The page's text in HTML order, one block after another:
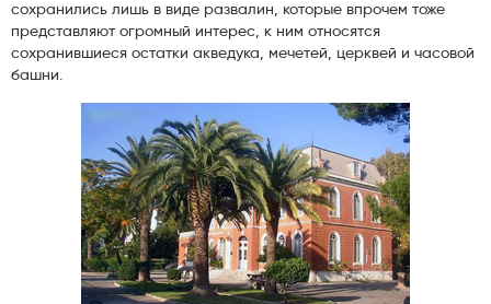
сохранились лишь в виде развалин, которые впрочем тоже
представляют огромный интерес, к ним относятся
сохранившиеся остатки акведука, мечетей, церквей и часовой
башни.